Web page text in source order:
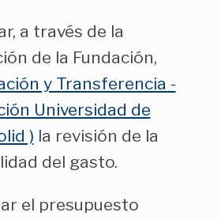
a través de la
de la Fundación,
y Transferencia -
Universidad de
) la revisión de la
del gasto.
el presupuesto